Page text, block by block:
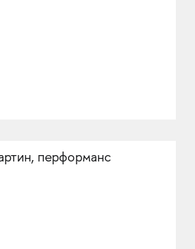
перформанс